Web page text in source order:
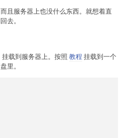
且服务器上也没什么东西。就想着直
去。
载到服务器上。按照 教程 挂载到一个
里。